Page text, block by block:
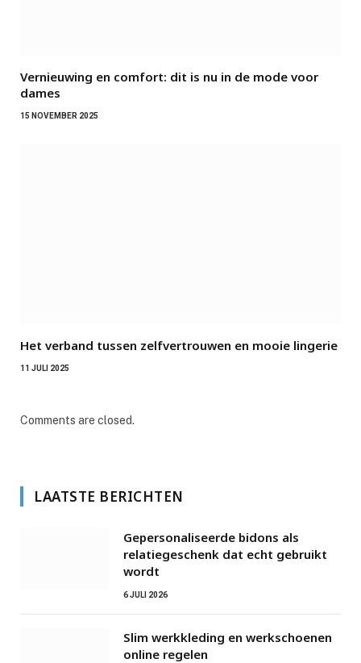
Vernieuwing en comfort: dit is nu in de mode voor
dames
15 NOVEMBER 2025
Het verband tussen zelfvertrouwen en mooie lingerie
11 JULI 2025
Comments are closed.
LAATSTE BERICHTEN
Gepersonaliseerde bidons als
relatiegeschenk dat echt gebruikt
wordt
6 JULI 2026
Slim werkkleding en werkschoenen
online regelen